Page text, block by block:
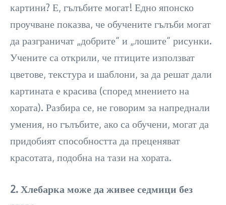
картини? Е, гълъбите могат! Едно японско
проучване показва, че обучените гълъби могат
да разграничат „добрите“ и „лошите“ рисунки.
Учените са открили, че птиците използват
цветове, текстура и шаблони, за да решат дали
картината е красива (според мнението на
хората). Разбира се, не говорим за напреднали
умения, но гълъбите, ако са обучени, могат да
придобият способността да преценяват
красотата, подобна на тази на хората.
2. Хлебарка може да живее седмици без